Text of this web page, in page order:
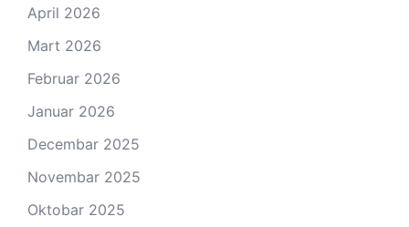
April 2026
Mart 2026
Februar 2026
Januar 2026
Decembar 2025
Novembar 2025
Oktobar 2025